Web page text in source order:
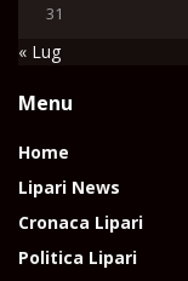
31
« Lug
Menu
Home
Lipari News
Cronaca Lipari
Politica Lipari